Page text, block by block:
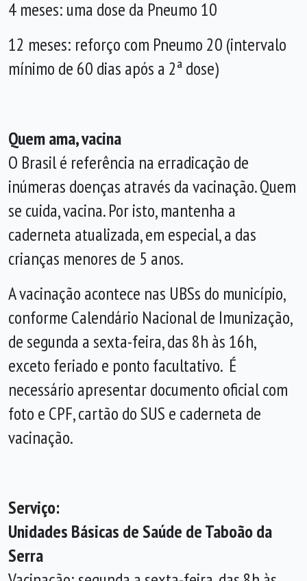
4 meses: uma dose da Pneumo 10
12 meses: reforço com Pneumo 20 (intervalo
mínimo de 60 dias após a 2ª dose)
Quem ama, vacina
O Brasil é referência na erradicação de
inúmeras doenças através da vacinação. Quem
se cuida, vacina. Por isto, mantenha a
caderneta atualizada, em especial, a das
crianças menores de 5 anos.
A vacinação acontece nas UBSs do município,
conforme Calendário Nacional de Imunização,
de segunda a sexta-feira, das 8h às 16h,
exceto feriado e ponto facultativo. É
necessário apresentar documento oficial com
foto e CPF, cartão do SUS e caderneta de
vacinação.
Serviço:
Unidades Básicas de Saúde de Taboão da
Serra